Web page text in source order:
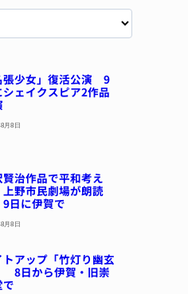
張少女」復活公演 9
シェイクスピア2作品
月8日
賢治作品で平和考え
野市民劇場が朗読
日に伊賀で
月8日
トアップ「竹灯り幽玄
8日から伊賀・旧崇
で